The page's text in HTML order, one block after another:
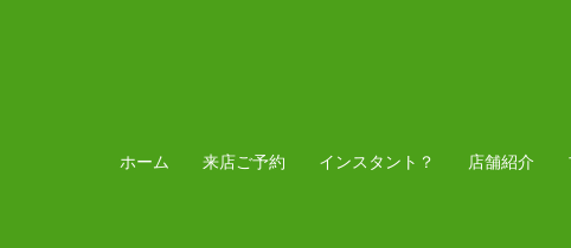
ホーム 来店ご予約 インスタント？ 店舗紹介